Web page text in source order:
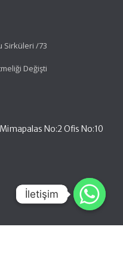
Sirküleri /73
Değişti
No:2 Ofis No:10
İletişim
İletişim